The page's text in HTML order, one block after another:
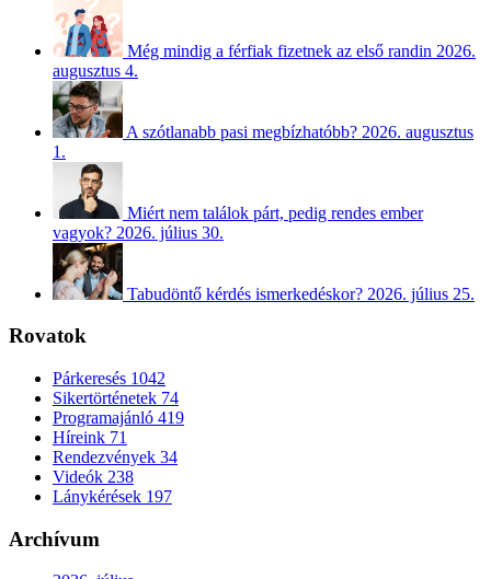
Még mindig a férfiak fizetnek az első randin 2026.
augusztus 4.
A szótlanabb pasi megbízhatóbb? 2026. augusztus
1.
Miért nem találok párt, pedig rendes ember
vagyok? 2026. július 30.
Tabudöntő kérdés ismerkedéskor? 2026. július 25.
Rovatok
Párkeresés 1042
Sikertörténetek 74
Programajánló 419
Híreink 71
Rendezvények 34
Videók 238
Lánykérések 197
Archívum